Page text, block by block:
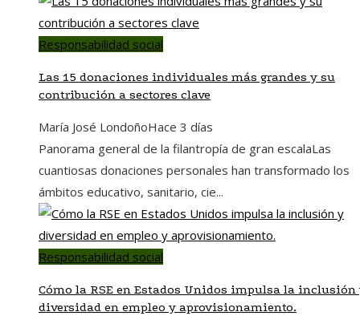
Responsabilidad social
Las 15 donaciones individuales más grandes y su
contribución a sectores clave
María José LondoñoHace 3 días
Panorama general de la filantropía de gran escalaLas
cuantiosas donaciones personales han transformado los
ámbitos educativo, sanitario, cie...
Responsabilidad social
Cómo la RSE en Estados Unidos impulsa la inclusión
diversidad en empleo y aprovisionamiento.